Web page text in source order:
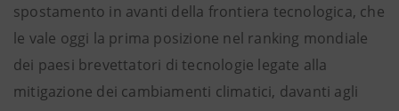
spostamento in avanti della frontiera tecnologica, che
le vale oggi la prima posizione nel ranking mondiale
dei paesi brevettatori di tecnologie legate alla
mitigazione dei cambiamenti climatici, davanti agli